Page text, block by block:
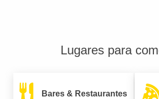
Lugares para
Bares & Restaurantes